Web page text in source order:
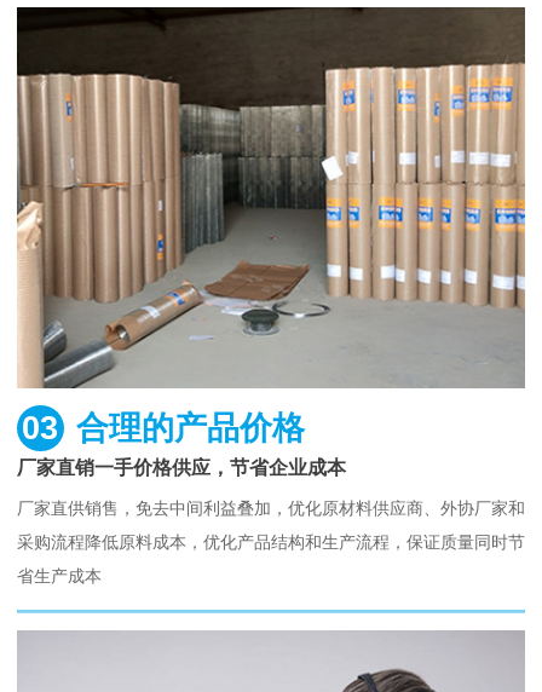
03 合理的产品价格
厂家直销一手价格供应，节省企业成本
厂家直供销售，免去中间利益叠加，优化原材料供应商、外协厂家和
采购流程降低原料成本，优化产品结构和生产流程，保证质量同时节
省生产成本